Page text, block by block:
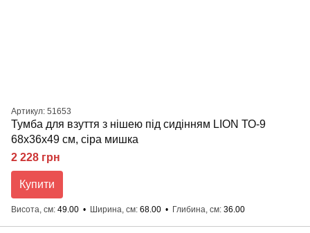
Артикул: 51653
Тумба для взуття з нішею під сидінням LION ТО-9
68x36x49 см, сіра мишка
2 228 грн
Купити
Висота, см 49.00 Ширина, см 68.00 Глибина, см 36.00